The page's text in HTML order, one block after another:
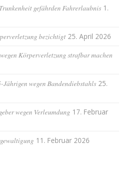
gefährden Fahrerlaubnis 1.
bezichtigt 25. April 2026
Körperverletzung strafbar machen
wegen Bandendiebstahls 25.
wegen Verleumdung 17. Februar
11. Februar 2026